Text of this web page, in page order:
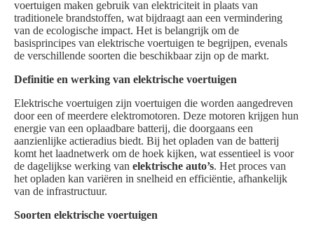
voertuigen maken gebruik van elektriciteit in plaats van
traditionele brandstoffen, wat bijdraagt aan een vermindering
van de ecologische impact. Het is belangrijk om de
basisprincipes van elektrische voertuigen te begrijpen, evenals
de verschillende soorten die beschikbaar zijn op de markt.
Definitie en werking van elektrische voertuigen
Elektrische voertuigen zijn voertuigen die worden aangedreven
door een of meerdere elektromotoren. Deze motoren krijgen hun
energie van een oplaadbare batterij, die doorgaans een
aanzienlijke actieradius biedt. Bij het opladen van de batterij
komt het laadnetwerk om de hoek kijken, wat essentieel is voor
de dagelijkse werking van elektrische auto’s. Het proces van
het opladen kan variëren in snelheid en efficiëntie, afhankelijk
van de infrastructuur.
Soorten elektrische voertuigen